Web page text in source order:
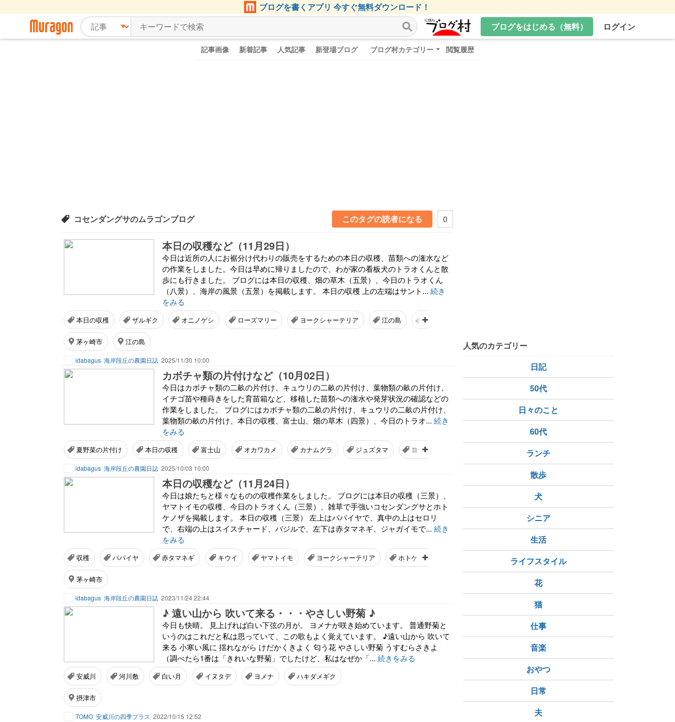
ブログを書くアプリ 今すぐ無料ダウンロード！
ブログをはじめる（無料）
ログイン
記事画像 新着記事 人気記事 新登場ブログ ブログ村カテゴリー 閲覧履歴
コセンダングサのムラゴンブログ このタグの読者になる 0
本日の収穫など（11月29日）
今日は近所の人にお裾分け代わりの販売をするための本日の収穫、苗類への潅水など
の作業をしました。今日は早めに帰りましたので、わが家の看板犬のトラオくんと散
歩にも行きました。 ブログには本日の収穫、畑の草木（五景）、今日のトラオくん
（八景）、海岸の風景（五景）を掲載します。 本日の収穫 上の左端はサント... 続き
をみる
本日の収穫 ザルギク オニノゲシ ローズマリー ヨークシャーテリア 江の島 烏帽子岩
茅ヶ崎市 江の島
idabagus 海岸段丘の農園日誌 2025/11/30 10:00
カボチャ類の片付けなど（10月02日）
今日はカボチャ類の二畝の片付け、キュウリの二畝の片付け、葉物類の畝の片付け、
イチゴ苗や種蒔きをした育苗箱など、移植した苗類への潅水や発芽状況の確認などの
作業をしました。 ブログにはカボチャ類の二畝の片付け、キュウリの二畝の片付け、
葉物類の畝の片付け、本日の収穫、富士山、畑の草木（四景）、今日のトラオ... 続き
をみる
夏野菜の片付け 本日の収穫 富士山 オカワカメ カナムグラ ジュズタマ ヨークシャーテリア
idabagus 海岸段丘の農園日誌 2025/10/03 10:00
本日の収穫など（11月24日）
今日は娘たちと様々なものの収穫作業をしました。 ブログには本日の収穫（三景）、
ヤマトイモの収穫、今日のトラオくん（三景）、雑草で手強いコセンダングサとホト
ケノザを掲載します。 本日の収穫（三景） 左上はパパイヤで、真中の上はセロリ
で、右端の上はスイスチャード、バジルで、左下は赤タマネギ、ジャガイモで... 続き
をみる
収穫 パパイヤ 赤タマネギ キウイ ヤマトイモ ヨークシャーテリア ホトケノザ
茅ヶ崎市
idabagus 海岸段丘の農園日誌 2023/11/24 22:44
♪ 遠い山から 吹いて来る・・・やさしい野菊 ♪
今日も快晴。 見上げれば白い下弦の月が。 ヨメナが咲き始めています。 普通野菊と
いうのはこれだと私は思っていて、この歌もよく覚えています。 ♪遠い山から 吹いて
来る 小寒い風に 揺れながら けだかくきよく 匂う花 やさしい野菊 うすむらさきよ
（調べたら1番は「きれいな野菊」でしたけど、私はなぜか「... 続きをみる
安威川 河川敷 白い月 イヌタデ ヨメナ ハキダメギク
摂津市
TOMO 安威川の四季プラス 2022/10/15 12:52
人気のカテゴリー
日記
50代
日々のこと
60代
ランチ
散歩
犬
シニア
生活
ライフスタイル
花
猫
仕事
音楽
おやつ
日常
夫